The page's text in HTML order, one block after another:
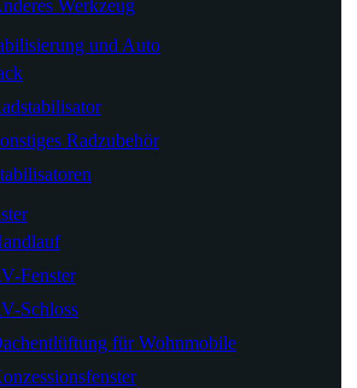
Werkzeug
und Auto
Radzubehör
Fenster
Schloss
für Wohnmobile